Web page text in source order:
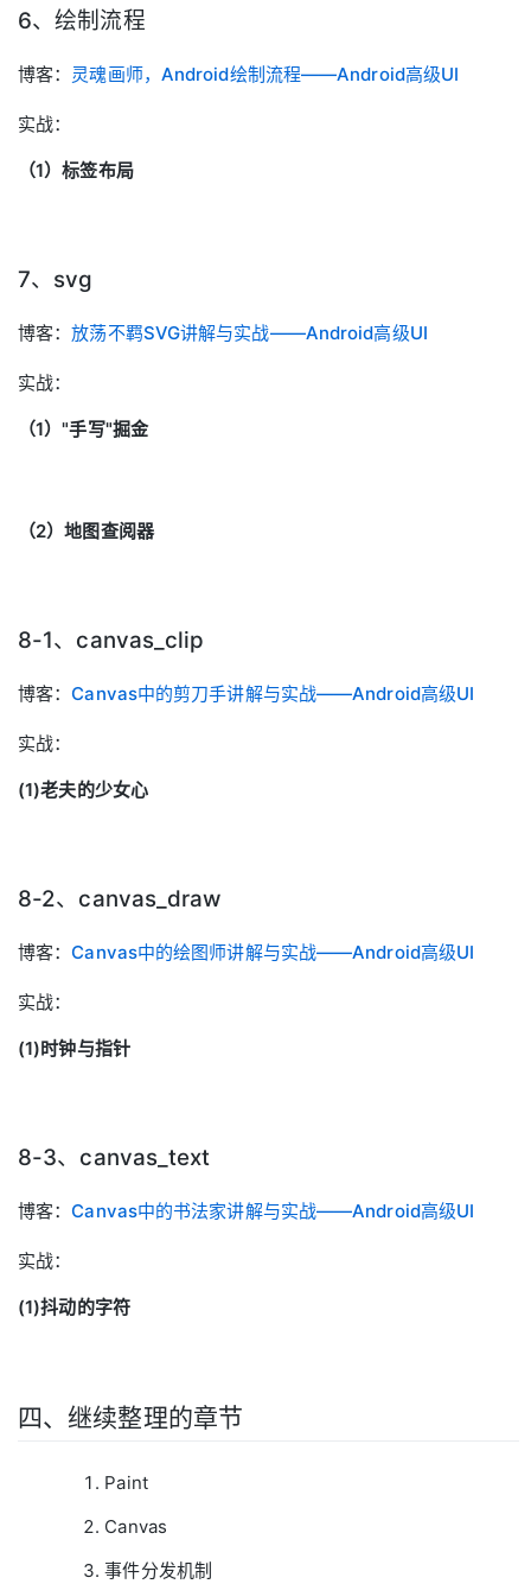
6、绘制流程
博客： 灵魂画师，Android绘制流程——Android高级UI
实战：
（1）标签布局
7、svg
博客：放荡不羁SVG讲解与实战——Android高级UI
实战：
（1）"手写"掘金
（2）地图查阅器
8-1、canvas_clip
博客：Canvas中的剪刀手讲解与实战——Android高级UI
实战：
(1)老夫的少女心
8-2、canvas_draw
博客：Canvas中的绘图师讲解与实战——Android高级UI
实战：
(1)时钟与指针
8-3、canvas_text
博客：Canvas中的书法家讲解与实战——Android高级UI
实战：
(1)抖动的字符
四、继续整理的章节
Paint
Canvas
事件分发机制